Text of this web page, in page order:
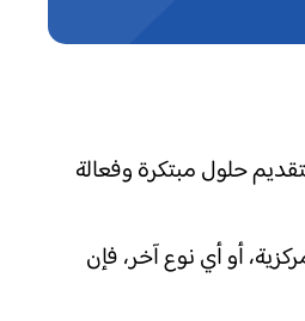
حلول مبتكرة وفعالة
أو أي نوع آخر، فإن